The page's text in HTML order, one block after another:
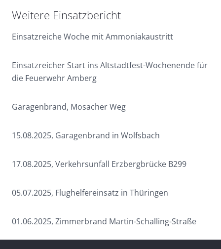
Weitere Einsatzbericht
Einsatzreiche Woche mit Ammoniakaustritt
Einsatzreicher Start ins Altstadtfest-Wochenende für
die Feuerwehr Amberg
Garagenbrand, Mosacher Weg
15.08.2025, Garagenbrand in Wolfsbach
17.08.2025, Verkehrsunfall Erzbergbrücke B299
05.07.2025, Flughelfereinsatz in Thüringen
01.06.2025, Zimmerbrand Martin-Schalling-Straße